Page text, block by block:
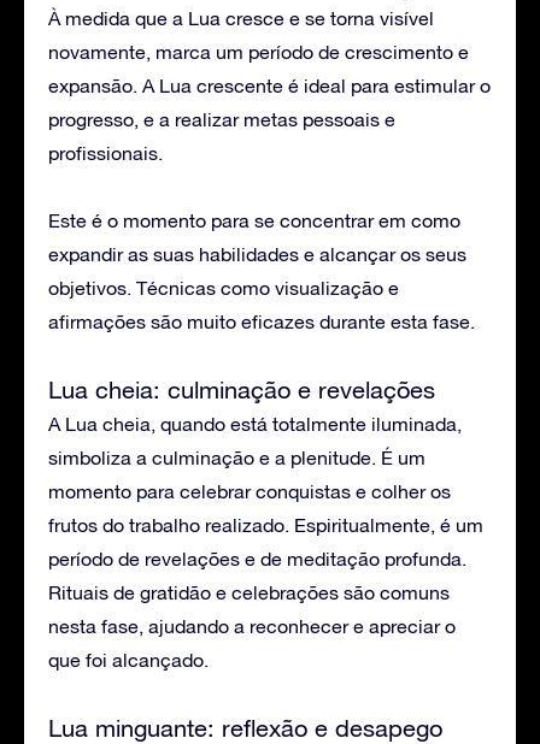
À medida que a Lua cresce e se torna visível
novamente, marca um período de crescimento e
expansão. A Lua crescente é ideal para estimular o
progresso, e a realizar metas pessoais e
profissionais.
Este é o momento para se concentrar em como
expandir as suas habilidades e alcançar os seus
objetivos. Técnicas como visualização e
afirmações são muito eficazes durante esta fase.
Lua cheia: culminação e revelações
A Lua cheia, quando está totalmente iluminada,
simboliza a culminação e a plenitude. É um
momento para celebrar conquistas e colher os
frutos do trabalho realizado. Espiritualmente, é um
período de revelações e de meditação profunda.
Rituais de gratidão e celebrações são comuns
nesta fase, ajudando a reconhecer e apreciar o
que foi alcançado.
Lua minguante: reflexão e desapego